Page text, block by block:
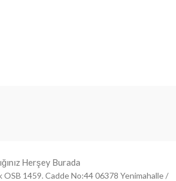
Herşey Burada
OSB 1459. Cadde No:44 06378 Yenimahalle /